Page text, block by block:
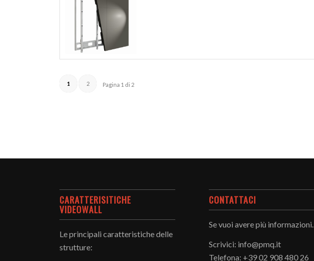
Pagina 1 di 2
1 2
CARATTERISITICHE
VIDEOWALL
Le principali caratteristiche delle
strutture:
CONTATTACI
Se vuoi avere più informazioni.
Scrivici: info@pmq.it
Telefona: +39 02 908 480 26